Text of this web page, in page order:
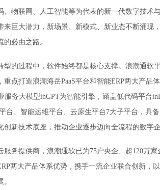
、物联网、人工智能等为代表的新一代数字技术
来巨大潜力，新场景、新模式、新业态不断涌现
必由之路。
型的过程中，软件始终都是核心支撑。浪潮通软
点打造浪潮海岳PaaS平台和智能ERP两大产品
服务大模型inGPT为智能引擎，涵盖低代码平台
台、智能运维平台、云原生平台7大子平台，具
创新技术底座，推动企业逐步迈向全流程的数字
服务提供商，浪潮通软已为75户央企、超120万
两大产品体系优势，携手一流企业联合创新，